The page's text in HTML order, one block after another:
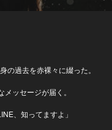
の過去を赤裸々に綴った。
ッセージが届く。
、知ってますよ」